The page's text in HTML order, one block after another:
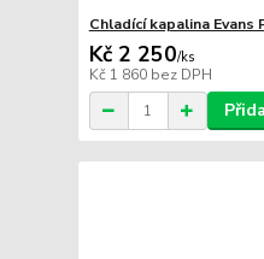
Chladící kapalina Evans
Kč 2 250/ks
Kč 1 860 bez DPH